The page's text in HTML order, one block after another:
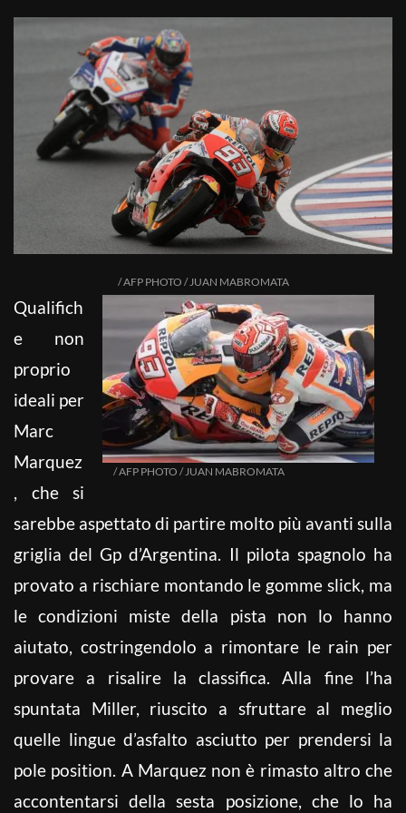
/ AFP PHOTO / JUAN MABROMATA
/ AFP PHOTO / JUAN MABROMATA
Qualifich
e non
proprio
ideali per
Marc
Marquez
, che si
sarebbe aspettato di partire molto più avanti sulla
griglia del Gp d’Argentina. Il pilota spagnolo ha
provato a rischiare montando le gomme slick, ma
le condizioni miste della pista non lo hanno
aiutato, costringendolo a rimontare le rain per
provare a risalire la classifica. Alla fine l’ha
spuntata Miller, riuscito a sfruttare al meglio
quelle lingue d’asfalto asciutto per prendersi la
pole position. A Marquez non è rimasto altro che
accontentarsi della sesta posizione, che lo ha